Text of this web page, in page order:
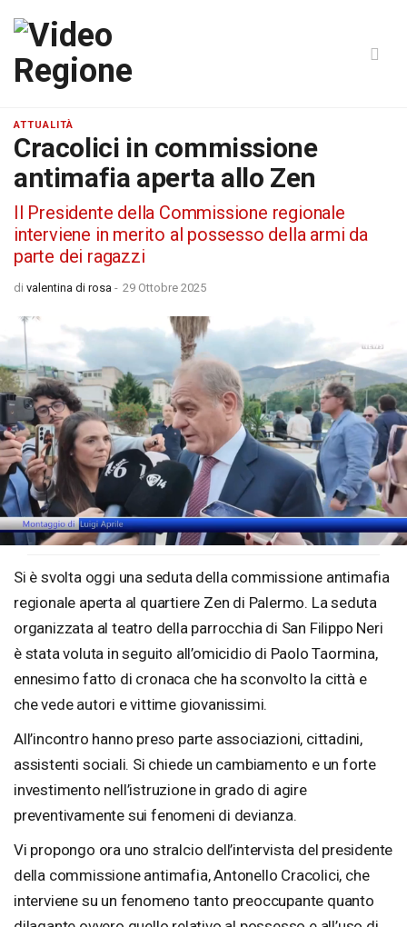
ATTUALITÀ
Cracolici in commissione
antimafia aperta allo Zen
Il Presidente della Commissione regionale
interviene in merito al possesso della armi da
parte dei ragazzi
di valentina di rosa - 29 Ottobre 2025
Unmute Loaded :
Si è svolta oggi una seduta della commissione antimafia
regionale aperta al quartiere Zen di Palermo. La seduta
organizzata al teatro della parrocchia di San Filippo Neri
è stata voluta in seguito all’omicidio di Paolo Taormina,
ennesimo fatto di cronaca che ha sconvolto la città e
che vede autori e vittime giovanissimi.
All’incontro hanno preso parte associazioni, cittadini,
assistenti sociali. Si chiede un cambiamento e un forte
investimento nell’istruzione in grado di agire
preventivamente sui fenomeni di devianza.
Vi propongo ora uno stralcio dell’intervista del presidente
della commissione antimafia, Antonello Cracolici, che
interviene su un fenomeno tanto preoccupante quanto